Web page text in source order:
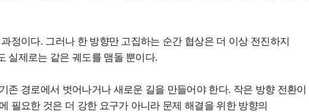
정이다. 그러나 한 방향만 고집하는 순간 협상은 더 이상 전진하지
실제로는 같은 궤도를 맴돌 뿐이다.
존 경로에서 벗어나거나 새로운 길을 만들어야 한다. 작은 방향 전환이
필요한 것은 더 강한 요구가 아니라 문제 해결을 위한 방향의